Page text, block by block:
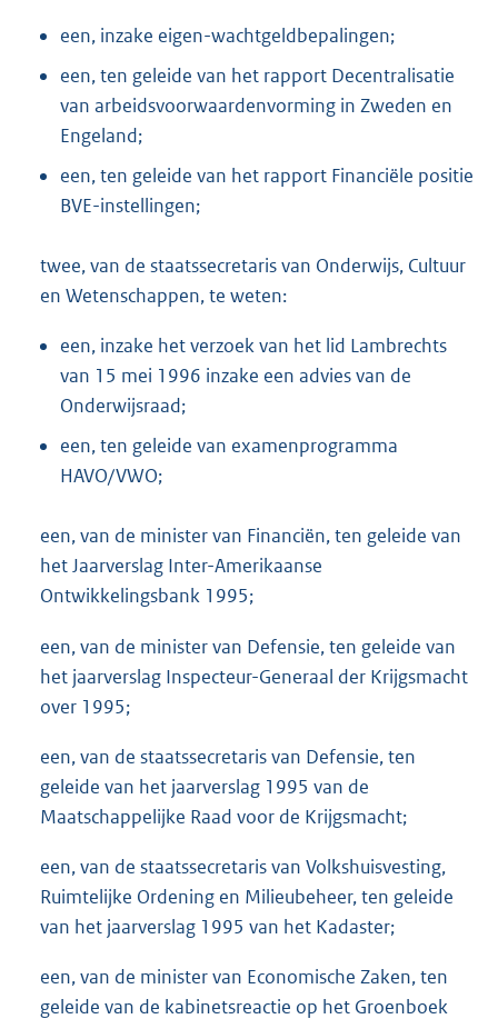
een, inzake eigen-wachtgeldbepalingen;
een, ten geleide van het rapport Decentralisatie
van arbeidsvoorwaardenvorming in Zweden en
Engeland;
een, ten geleide van het rapport Financiële positie
BVE-instellingen;
twee, van de staatssecretaris van Onderwijs, Cultuur
en Wetenschappen, te weten:
een, inzake het verzoek van het lid Lambrechts
van 15 mei 1996 inzake een advies van de
Onderwijsraad;
een, ten geleide van examenprogramma
HAVO/VWO;
een, van de minister van Financiën, ten geleide van
het Jaarverslag Inter-Amerikaanse
Ontwikkelingsbank 1995;
een, van de minister van Defensie, ten geleide van
het jaarverslag Inspecteur-Generaal der Krijgsmacht
over 1995;
een, van de staatssecretaris van Defensie, ten
geleide van het jaarverslag 1995 van de
Maatschappelijke Raad voor de Krijgsmacht;
een, van de staatssecretaris van Volkshuisvesting,
Ruimtelijke Ordening en Milieubeheer, ten geleide
van het jaarverslag 1995 van het Kadaster;
een, van de minister van Economische Zaken, ten
geleide van de kabinetsreactie op het Groenboek